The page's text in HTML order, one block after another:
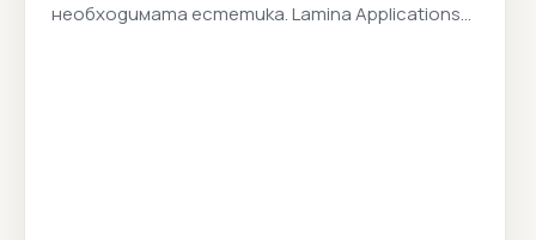
необходимата естетика. Lamina Applications